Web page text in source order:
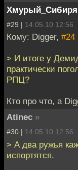
#29 | 14.05.10 12:56
Кому: Digger, #24
> И итоге у
практически
РПЦ?
Кто про что, а
Atinec »
#30 | 14.05.10 12:56
> А два ружья
испортятся.